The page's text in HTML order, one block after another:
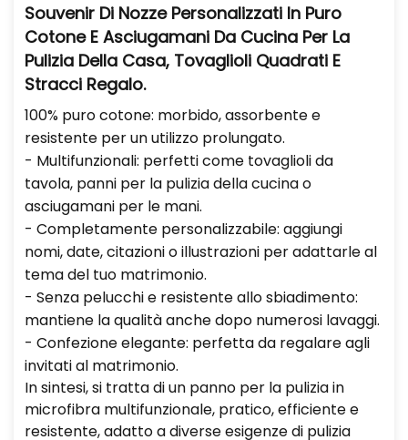
Souvenir Di Nozze Personalizzati In Puro
Cotone E Asciugamani Da Cucina Per La
Pulizia Della Casa, Tovaglioli Quadrati E
Stracci Regalo.
100% puro cotone: morbido, assorbente e
resistente per un utilizzo prolungato.
- Multifunzionali: perfetti come tovaglioli da
tavola, panni per la pulizia della cucina o
asciugamani per le mani.
- Completamente personalizzabile: aggiungi
nomi, date, citazioni o illustrazioni per adattarle al
tema del tuo matrimonio.
- Senza pelucchi e resistente allo sbiadimento:
mantiene la qualità anche dopo numerosi lavaggi.
- Confezione elegante: perfetta da regalare agli
invitati al matrimonio.
In sintesi, si tratta di un panno per la pulizia in
microfibra multifunzionale, pratico, efficiente e
resistente, adatto a diverse esigenze di pulizia